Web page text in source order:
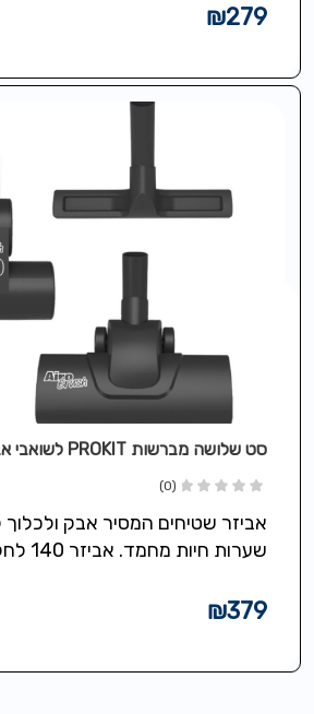
₪279
סט שלושה מברשות PROKIT לשואבי אבק HENRY
(0)
אביזר שטיחים המסיר אבק
שערות
₪379